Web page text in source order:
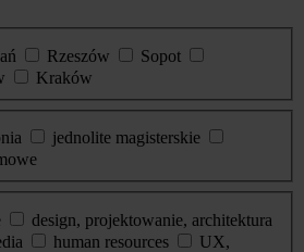
Rzeszów
Sopot
Kraków
jednolite magisterskie
design, projektowanie, architektura
human resources
UX,